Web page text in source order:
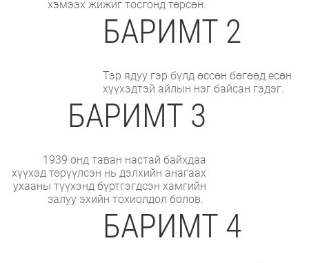
хэмээх жижиг тосгонд төрсөн.
БАРИМТ 2
Тэр ядуу гэр бүлд өссөн бөгөөд есөн
хүүхэдтэй айлын нэг байсан гэдэг.
БАРИМТ 3
1939 онд таван настай байхдаа
хүүхэд төрүүлсэн нь дэлхийн анагаах
ухааны түүхэнд бүртгэгдсэн хамгийн
залуу эхийн тохиолдол болов.
БАРИМТ 4